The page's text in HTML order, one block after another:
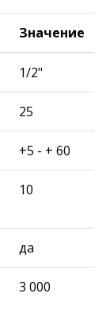
Значение
1/2"
25
+5 - + 60
10
да
3 000